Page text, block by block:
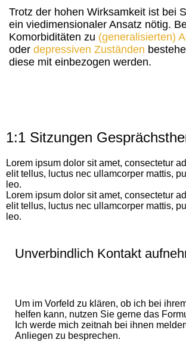
Trotz der hohen Wirksamkeit ist bei
ein viedimensionaler Ansatz nötig.
Komorbiditäten zu (generalisierten)
oder depressiven Zuständen
diese mit einbezogen werden.
1:1 Sitzungen
Lorem ipsum dolor sit amet, consectetur
elit tellus, luctus nec ullamcorper mattis,
leo.
Lorem ipsum dolor sit amet, consectetur
elit tellus, luctus nec ullamcorper mattis,
leo.
Unverbindlich Kontakt
Um im Vorfeld zu klären, ob ich bei
helfen kann, nutzen Sie gerne das
Ich werde mich zeitnah bei ihnen
Anliegen zu besprechen.